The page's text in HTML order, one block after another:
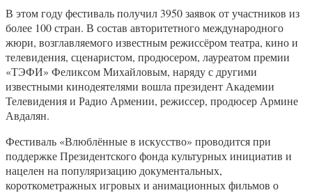
В этом году фестиваль получил 3950 заявок от участников из
более 100 стран. В состав авторитетного международного
жюри, возглавляемого известным режиссёром театра, кино и
телевидения, сценаристом, продюсером, лауреатом премии
«ТЭФИ» Феликсом Михайловым, наряду с другими
известными кинодеятелями вошла президент Академии
Телевидения и Радио Армении, режиссер, продюсер Армине
Авдалян.
Фестиваль «Влюблённые в искусство» проводится при
поддержке Президентского фонда культурных инициатив и
нацелен на популяризацию документальных,
короткометражных игровых и анимационных фильмов о